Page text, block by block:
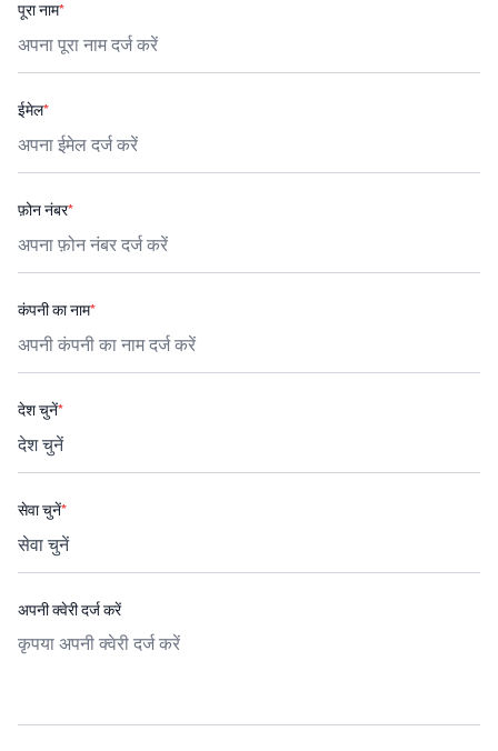
पूरा नाम*
ईमेल*
फ़ोन नंबर*
कंपनी का नाम*
देश चुनें*
सेवा चुनें*
अपनी क्वेरी दर्ज करें